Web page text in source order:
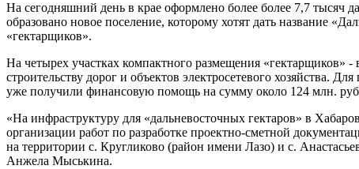
На сегодняшний день в крае оформлено более более 7,7 тысяч
образовано новое поселение, которому хотят дать название
«гектарщиков».
На четырех участках компактного размещения «гектарщиков»
строительству дорог и объектов электросетевого хозяйства.
уже получили финансовую помощь на сумму около 124 млн.
«На инфраструктуру для «дальневосточных гектаров» в
организации работ по разработке проектно-сметной
на территории с. Кругликово (район имени Лазо) и с.
Анжела Мыськина.